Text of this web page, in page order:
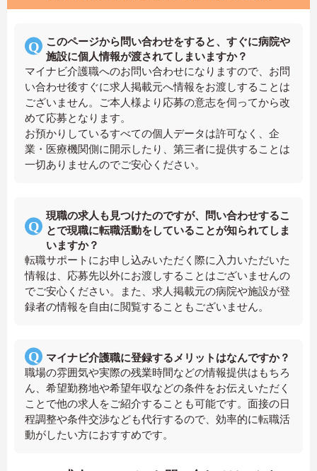
このページから問い合わせをすると、すぐに病院や
施設に個人情報が渡されてしまいますか？
マイナビ介護職へのお問い合わせになりますので、お問
い合わせ後すぐに求人掲載元へ情報をお渡しすることは
ございません。ご本人様より応募の意志を伺ってから改
めて応募となります。
お預かりしているすべての個人データは許可なく、企
業・医療機関側に開示したり、第三者に提供することは
一切ありませんのでご安心ください。
現職の求人も見つけたのですが、問い合わせするこ
とで現職に転職活動をしていることが知られてしま
いますか？
転職サポートにお申し込みいただく際に入力いただいた
情報は、応募先以外にお渡しすることはございませんの
でご安心ください。また、求人掲載元の病院や施設が登
録者の情報を自由に閲覧することもございません。
マイナビ介護職に登録するメリットはなんですか？
職場の雰囲気や実際の残業時間などの情報提供はもちろ
ん、希望勤務地や希望年収などの条件をお伝えいただく
ことで他の求人をご紹介することも可能です。面接の日
程調整や条件交渉なども代行するので、効率的に転職活
動がしたい方におすすめです。